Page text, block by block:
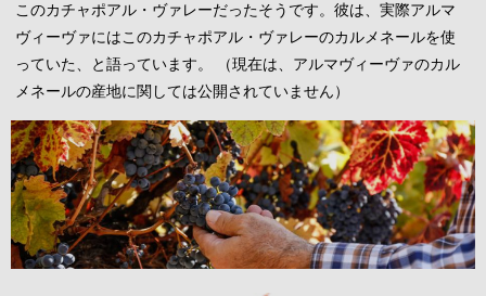
このカチャポアル・ヴァレーだったそうです。彼は、実際アルマ
ヴィーヴァにはこのカチャポアル・ヴァレーのカルメネールを使
っていた、と語っています。 （現在は、アルマヴィーヴァのカル
メネールの産地に関しては公開されていません）